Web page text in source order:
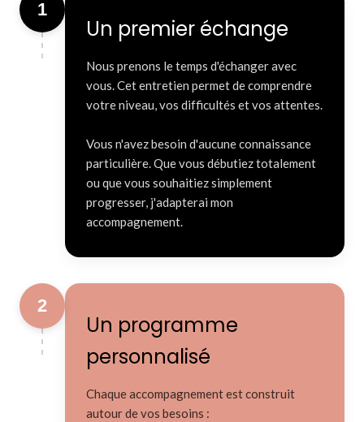
1
Un premier échange
Nous prenons le temps d'échanger avec
vous. Cet entretien permet de comprendre
votre niveau, vos difficultés et vos attentes.
Vous n'avez besoin d'aucune connaissance
particulière. Que vous débutiez totalement
ou que vous souhaitiez simplement
progresser, j'adapterai mon
accompagnement.
2
Un programme
personnalisé
Chaque accompagnement est construit
autour de vos besoins :